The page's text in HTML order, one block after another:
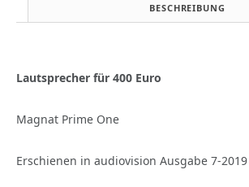
BESCHREIBUNG
Lautsprecher für 400 Euro
Magnat Prime One
Erschienen in audiovision Ausgabe 7-2019